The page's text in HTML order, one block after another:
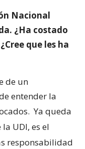
Nacional
¿Ha costado
que les ha
de un
entender la
Ya queda
UDI, es el
responsabilidad